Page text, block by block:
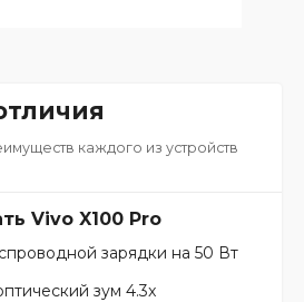
каждого из устройств
Vivo X100 Pro
зарядки на 50 Вт
зум 4.3x